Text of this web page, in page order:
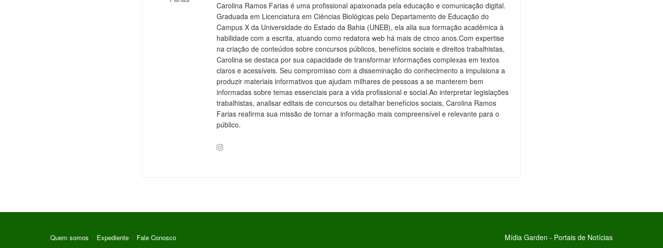
Carolina Ramos Farias é uma profissional apaixonada pela educação e comunicação digital.
Graduada em Licenciatura em Ciências Biológicas pelo Departamento de Educação do
Campus X da Universidade do Estado da Bahia (UNEB), ela alia sua formação acadêmica à
habilidade com a escrita, atuando como redatora web há mais de cinco anos.Com expertise
na criação de conteúdos sobre concursos públicos, benefícios sociais e direitos trabalhistas,
Carolina se destaca por sua capacidade de transformar informações complexas em textos
claros e acessíveis. Seu compromisso com a disseminação do conhecimento a impulsiona a
produzir materiais informativos que ajudam milhares de pessoas a se manterem bem
informadas sobre temas essenciais para a vida profissional e social.Ao interpretar legislações
trabalhistas, analisar editais de concursos ou detalhar benefícios sociais, Carolina Ramos
Farias reafirma sua missão de tornar a informação mais compreensível e relevante para o
público.
Quem somos Expediente Fale Conosco Mídia Garden - Portais de Notícias